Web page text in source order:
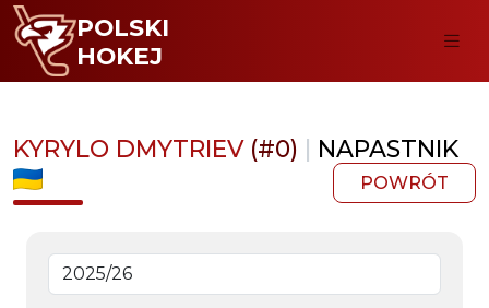
POLSKI
HOKEJ
KYRYLO DMYTRIEV (#0) | NAPASTNIK
POWRÓT